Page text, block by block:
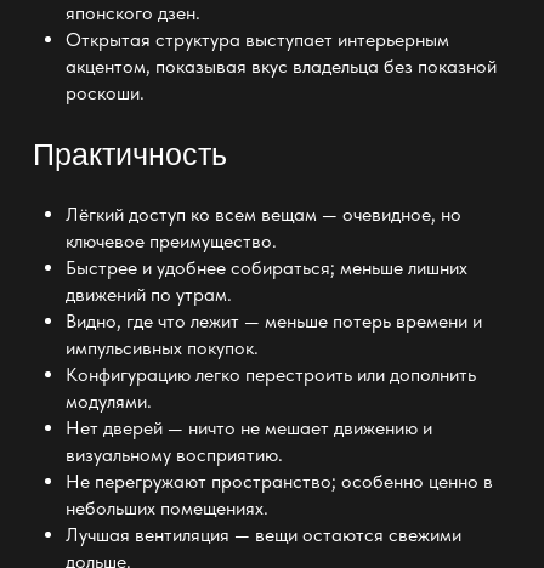
японского дзен.
Открытая структура выступает интерьерным
акцентом, показывая вкус владельца без показной
роскоши.
Практичность
Лёгкий доступ ко всем вещам — очевидное, но
ключевое преимущество.
Быстрее и удобнее собираться; меньше лишних
движений по утрам.
Видно, где что лежит — меньше потерь времени и
импульсивных покупок.
Конфигурацию легко перестроить или дополнить
модулями.
Нет дверей — ничто не мешает движению и
визуальному восприятию.
Не перегружают пространство; особенно ценно в
небольших помещениях.
Лучшая вентиляция — вещи остаются свежими
дольше.